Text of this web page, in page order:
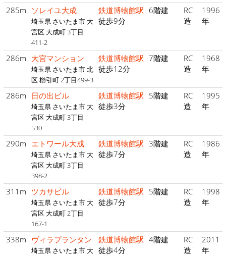
285m ソレイユ大成
埼玉県 さいたま市 大
宮区 大成町 3丁目
411-2
鉄道博物館駅
徒歩9分
6階建
RC
造
1996
年
286m 大宮マンション
埼玉県 さいたま市 北
区 櫛引町 2丁目499-3
鉄道博物館駅
徒歩12分
7階建
RC
造
1968
年
286m 日の出ビル
埼玉県 さいたま市 大
宮区 大成町 3丁目
530
鉄道博物館駅
徒歩3分
5階建
RC
造
1995
年
290m エトワール大成
埼玉県 さいたま市 大
宮区 大成町 3丁目
398-2
鉄道博物館駅
徒歩7分
3階建
RC
造
1986
年
311m ツカサビル
埼玉県 さいたま市 大
宮区 大成町 2丁目
167-1
鉄道博物館駅
徒歩7分
5階建
RC
造
1998
年
338m ヴィラプランタン
埼玉県 さいたま市 大
鉄道博物館駅
徒歩4分
4階建
RC
造
2011
年